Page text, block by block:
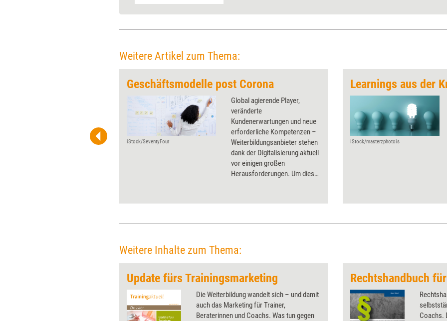
Weitere Artikel zum Thema:
Geschäftsmodelle post Corona
iStock/SeventyFour
Global agierende Player,
veränderte
Kundenerwartungen und neue
erforderliche Kompetenzen –
Weiterbildungsanbieter stehen
dank der Digitalisierung aktuell
vor einigen großen
Herausforderungen. Um diese
zu überprüfen. So können
Entwicklungswege finden und
Learnings aus der
iStock/masterzphotois
Weitere Inhalte zum Thema:
Update fürs Trainingsmarketing
Die Weiterbildung wandelt sich – und damit
auch das Marketing für Trainer,
Beraterinnen und Coachs. Was tun gegen
Coachs.